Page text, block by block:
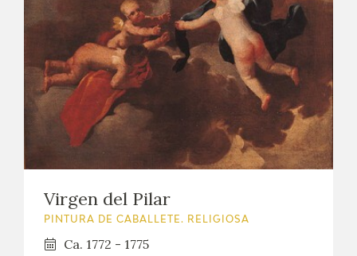
Virgen del Pilar
PINTURA DE CABALLETE. RELIGIOSA
Ca. 1772 - 1775